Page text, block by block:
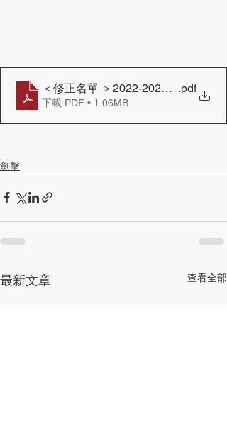
＜修正名單 ＞2022-2023全港小學劍
.pdf
下載 PDF • 1.06MB
劍擊
最新文章 查看全部